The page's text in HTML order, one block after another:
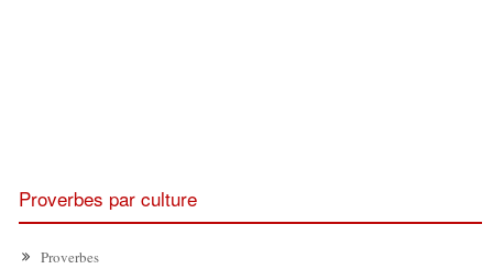
Proverbes par culture
Proverbes